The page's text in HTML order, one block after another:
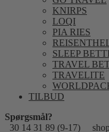
KNIRPS
LOQI
PIA RIES
SLEEP
TRAVEL
TRAVELITE
TILBUD
Spørgsmål?
30 14 31 89 (9-17)